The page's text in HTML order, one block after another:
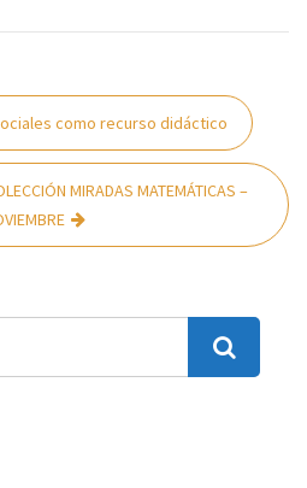
como recurso didáctico
MIRADAS MATEMÁTICAS –